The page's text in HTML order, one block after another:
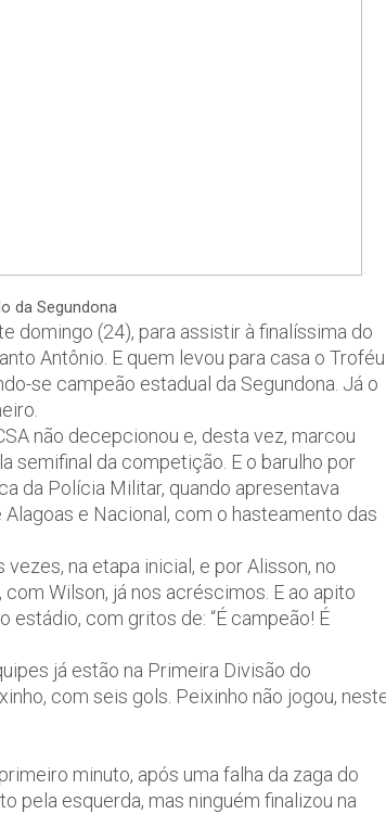
da Segundona
domingo (24), para assistir à finalíssima do
Antônio. E quem levou para casa o Troféu
se campeão estadual da Segundona. Já o
não decepcionou e, desta vez, marcou
semifinal da competição. E o barulho por
da Polícia Militar, quando apresentava
e Nacional, com o hasteamento das
na etapa inicial, e por Alisson, no
Wilson, já nos acréscimos. E ao apito
com gritos de: “É campeão! É
já estão na Primeira Divisão do
com seis gols. Peixinho não jogou,
minuto, após uma falha da zaga do
pela esquerda, mas ninguém finalizou na